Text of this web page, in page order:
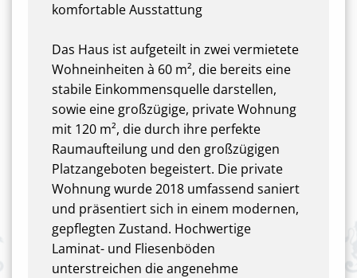
komfortable Ausstattung
Das Haus ist aufgeteilt in zwei vermietete
Wohneinheiten à 60 m², die bereits eine
stabile Einkommensquelle darstellen,
sowie eine großzügige, private Wohnung
mit 120 m², die durch ihre perfekte
Raumaufteilung und den großzügigen
Platzangeboten begeistert. Die private
Wohnung wurde 2018 umfassend saniert
und präsentiert sich in einem modernen,
gepflegten Zustand. Hochwertige
Laminat- und Fliesenböden
unterstreichen die angenehme